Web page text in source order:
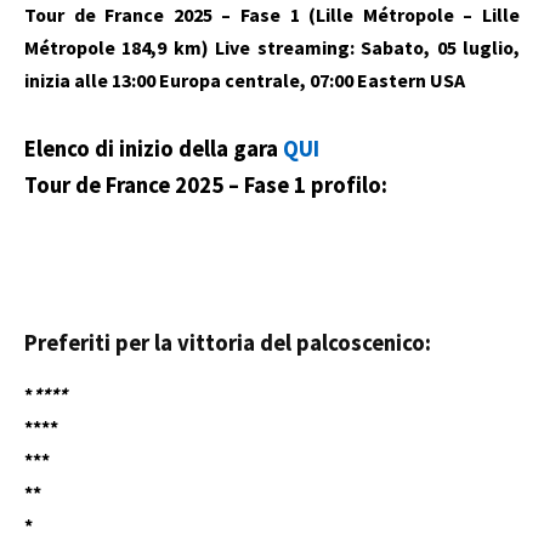
Tour de France 2025 – Fase 1 (Lille Métropole – Lille
Métropole 184,9 km) Live streaming: Sabato, 05 luglio,
inizia alle 13:00 Europa centrale, 07:00 Eastern USA
Elenco di inizio della gara QUI
Tour de France 2025 – Fase 1 profilo:
Preferiti per la vittoria del palcoscenico:
*****
****
***
**
*